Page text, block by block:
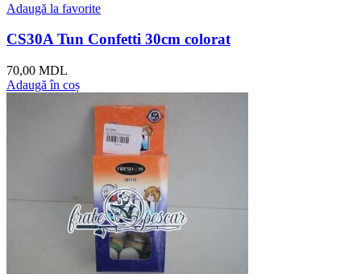
Adaugă la favorite
CS30A Tun Confetti 30cm colorat
70,00 MDL
Adaugă în coș